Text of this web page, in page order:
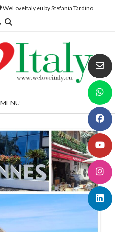
WeLoveItaly.eu by Stefania Tardino
MENU